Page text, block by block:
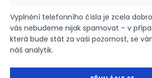
Vyplnění telefonního čísla je zcela
vás nebudeme nijak spamovat – v
která bude stát za vaši pozornost, se
náš analytik.